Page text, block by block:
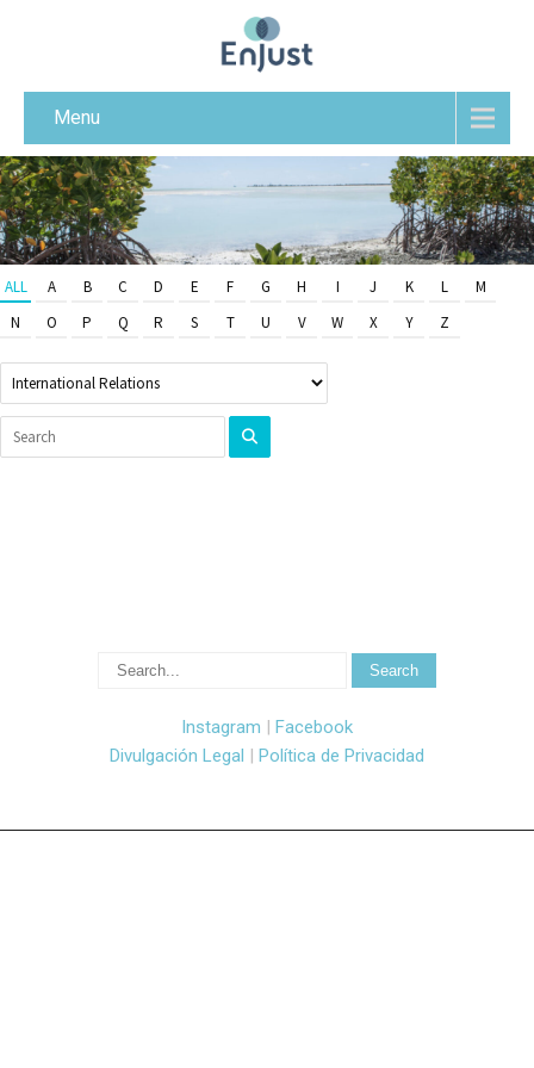
Menu
ALL A B C D E F G H I J K L
M
N
O P Q R S T U V W X Y Z
Instagram | Facebook
Divulgación Legal | Política de Privacidad